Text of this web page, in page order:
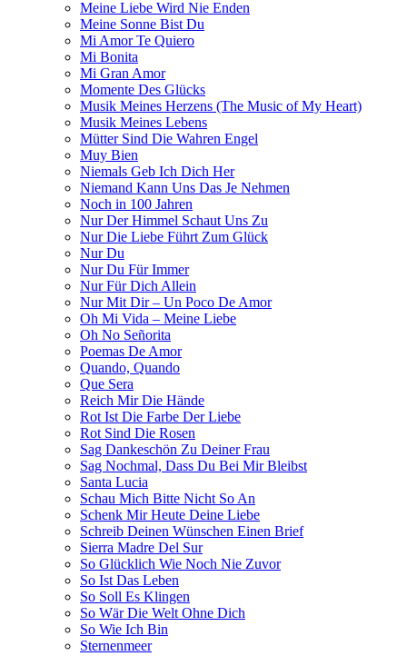
Meine Liebe Wird Nie Enden
Meine Sonne Bist Du
Mi Amor Te Quiero
Mi Bonita
Mi Gran Amor
Momente Des Glücks
Musik Meines Herzens (The Music of My Heart)
Musik Meines Lebens
Mütter Sind Die Wahren Engel
Muy Bien
Niemals Geb Ich Dich Her
Niemand Kann Uns Das Je Nehmen
Noch in 100 Jahren
Nur Der Himmel Schaut Uns Zu
Nur Die Liebe Führt Zum Glück
Nur Du
Nur Du Für Immer
Nur Für Dich Allein
Nur Mit Dir – Un Poco De Amor
Oh Mi Vida – Meine Liebe
Oh No Señorita
Poemas De Amor
Quando, Quando
Que Sera
Reich Mir Die Hände
Rot Ist Die Farbe Der Liebe
Rot Sind Die Rosen
Sag Dankeschön Zu Deiner Frau
Sag Nochmal, Dass Du Bei Mir Bleibst
Santa Lucia
Schau Mich Bitte Nicht So An
Schenk Mir Heute Deine Liebe
Schreib Deinen Wünschen Einen Brief
Sierra Madre Del Sur
So Glücklich Wie Noch Nie Zuvor
So Ist Das Leben
So Soll Es Klingen
So Wär Die Welt Ohne Dich
So Wie Ich Bin
Sternenmeer